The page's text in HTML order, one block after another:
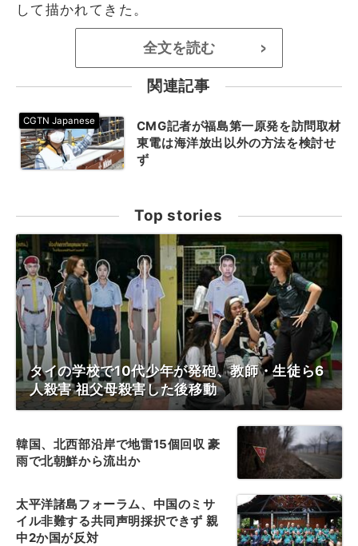
して描かれてきた。
全文を読む >
関連記事
CMG記者が福島第一原発を訪問取材
東電は海洋放出以外の方法を検討せ
ず
Top stories
タイの学校で10代少年が発砲、教師・生徒ら6
人殺害 祖父母殺害した後移動
韓国、北西部沿岸で地雷15個回収 豪
雨で北朝鮮から流出か
太平洋諸島フォーラム、中国のミサ
イル非難する共同声明採択できず 親
中2か国が反対